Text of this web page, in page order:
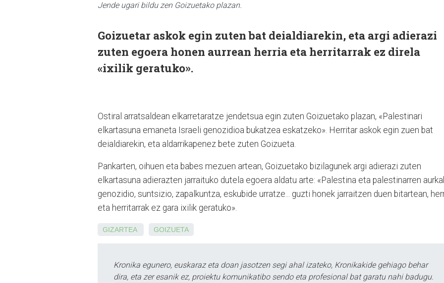
Jende ugari bildu zen Goizuetako plazan.
Goizuetar askok egin zuten bat deialdiarekin, eta argi adierazi
zuten egoera honen aurrean herria eta herritarrak ez direla
«ixilik geratuko».
Ostiral arratsaldean elkarretaratze jendetsua egin zuten Goizuetako plazan, «Palestinari
elkartasuna emaneta Israeli genozidioa bukatzea eskatzeko». Herritar askok egin zuen bat
deialdiarekin, eta aldarrikapenez bete zuten Goizueta.
Pankarten, oihuen eta babes mezuen artean, Goizuetako bizilagunek argi adierazi zuten
elkartasuna adierazten jarraituko dutela egoera aldatu arte: «Palestina eta palestinarren
genozidio, suntsizio, zapalkuntza, eskubide urratze... guzti honek jarraitzen duen bitartean,
eta herritarrak ez gara ixilik geratuko».
GIZARTEA GOIZUETA
Kronika egunero, euskaraz eta doan jasotzen segi ahal izateko, Kronikakide gehiago behar
dira, eta zer esanik ez, proiektu komunikatibo sendo eta profesional bat garatu nahi badugu.